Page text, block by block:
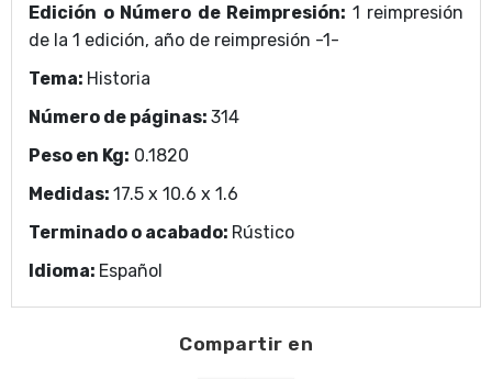
III. Las idas y venidas de los mensajeros.
IV. Actitud psicológica de Motecuhzoma.
V. Los españoles se ponen en marcha: llegada a
Tlaxcala y Cholula.
VI. Nuevo envío de presentes y la aparición de
Tezcatlipoca en las cercanías del Popocatépetl.
VII. El príncipe Ixtlilxóchitl recibe favorablemente a
VIII. Llegada de los españoles a México-
Tenochtitlan.
X. Regreso de Cortés: la "Noche Triste".
Edición o Número de Reimpresión: 1 reimpresión
de la 1 edición, año de reimpresión -1-
Tema: Historia
Número de páginas: 314
Peso en Kg: 0.1820
Medidas: 17.5 x 10.6 x 1.6
Terminado o acabado: Rústico
Idioma: Español
Compartir en